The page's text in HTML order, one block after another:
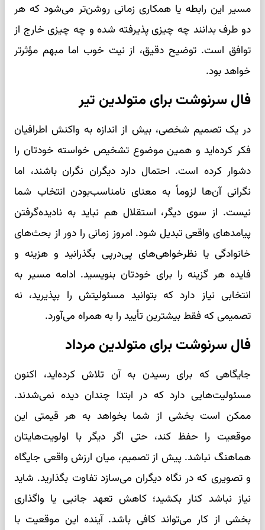
مسیر این رابطه یا همکاری زمانی روشن‌تر می‌شود که هر
دو طرف بدانند چه چیزی پذیرفته شده و چه چیزی خارج از
توافق است. توضیح دقیق، از نیت خوب اما مبهم مؤثرتر
خواهد بود.
فال سرنوشت برای متولدین تیر
در یک تصمیم شخصی، بیش از اندازه به واکنش اطرافیان
فکر کرده‌اید و همین موضوع تشخیص خواسته خودتان را
دشوار کرده است. احتمال دارد دیگران نگران باشند، اما
نگرانی آن‌ها لزوماً به معنای نامناسب‌بودن انتخاب شما
نیست. از سوی دیگر، استقلال هم نباید به نادیده‌گرفتن
پیامدهای واقعی تبدیل شود. امروز زمانی را دور از بحث‌های
خانوادگی یا نظرخواهی‌های پی‌درپی بگذرانید و هزینه و
فایده هر گزینه را برای خودتان بنویسید. ادامه مسیر به
انتخابی نیاز دارد که بتوانید مسئولیتش را بپذیرید، نه
تصمیمی که فقط بیشترین تأیید را به همراه می‌آورد.
فال سرنوشت برای متولدین مرداد
جایگاهی که برای رسیدن به آن تلاش کرده‌اید، اکنون
مسئولیت‌هایی دارد که در ابتدا چندان دیده نمی‌شدند.
ممکن است بخشی از شما بخواهد به هر قیمتی این
موقعیت را حفظ کند، حتی اگر دیگر با اولویت‌هایتان
هماهنگ نباشد. پیش از تصمیم، میان ارزش واقعی جایگاه
و تصویری که در نگاه دیگران می‌سازد تفاوت بگذارید. شاید
نیاز نباشد کنار بکشید؛ کاهش تعهد جانبی یا واگذاری
بخشی از کار می‌تواند کافی باشد. آینده این موقعیت با